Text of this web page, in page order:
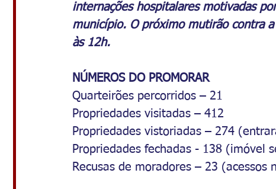
internações hospitalares motivadas
município. O próximo mutirão contra
às 12h.
NÚMEROS DO PROMORAR
Quarteirões percorridos – 21
Propriedades visitadas – 412
Propriedades vistoriadas – 274
Propriedades fechadas - 138 (imóvel
Recusas de moradores – 23